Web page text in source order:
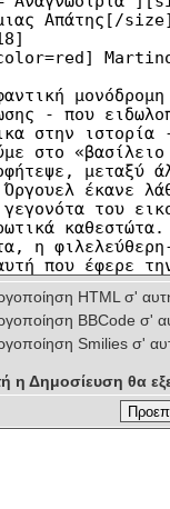
HTML σ'
BBCode σ'
Smilies σ'
η Δημοσίευση θα